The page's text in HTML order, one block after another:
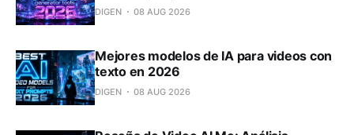
DIGEN 08 AUG 2026
Mejores modelos de IA para videos con
texto en 2026
DIGEN 08 AUG 2026